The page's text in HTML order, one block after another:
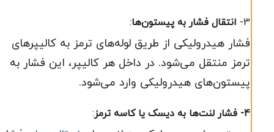
3- انتقال فشار به پیستون‌ها:
فشار هیدرولیکی از طریق لوله‌های ترمز به کالیپرهای
ترمز منتقل می‌شود. در داخل هر کالیپر، این فشار به
پیستون‌های هیدرولیکی وارد می‌شود.
4- فشار لنت‌ها به دیسک یا کاسه ترمز :